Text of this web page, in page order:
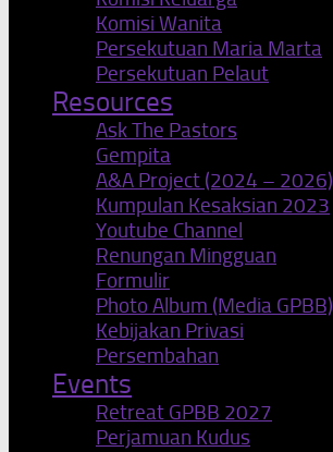
Komisi Wanita
Persekutuan Maria Marta
Persekutuan Pelaut
Resources
Ask The Pastors
Gempita
A&A Project (2024 – 2026)
Kumpulan Kesaksian 2023
Youtube Channel
Renungan Mingguan
Formulir
Photo Album (Media GPBB)
Kebijakan Privasi
Persembahan
Events
Retreat GPBB 2027
Perjamuan Kudus